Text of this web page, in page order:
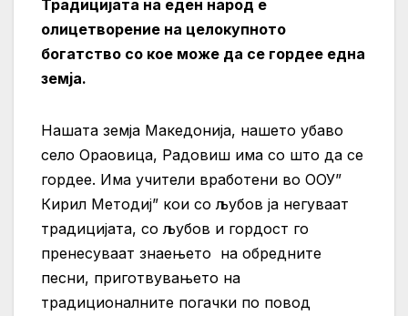
Традицијата на еден народ е
олицетворение на целокупното
богатство со кое може да се гордее една
земја.
Нашата земја Македонија, нашето убаво
село Ораовица, Радовиш има со што да се
гордее. Има учители вработени во ООУ”
Кирил Методиј” кои со љубов ја негуваат
традицијата, со љубов и гордост го
пренесуваат знаењето на обредните
песни, приготвувањето на
традиционалните погачки по повод